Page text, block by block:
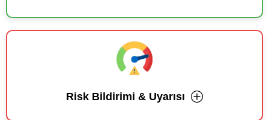
Risk Bildirimi & Uyarısı